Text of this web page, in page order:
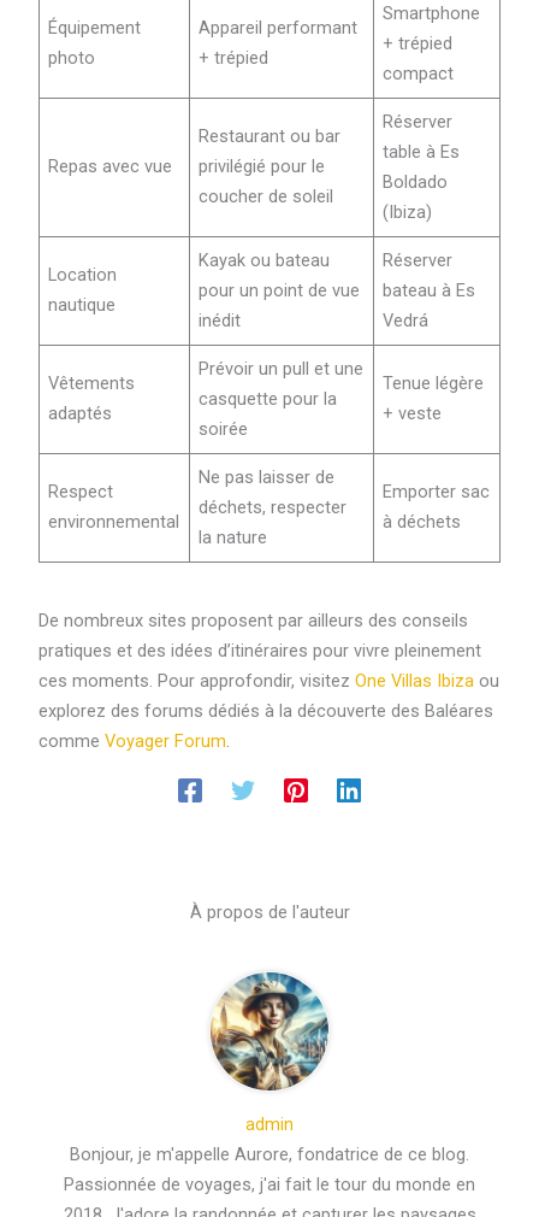
Équipement
photo
Appareil performant
+ trépied
Smartphone
+ trépied
compact
Repas avec vue
Restaurant ou bar
privilégié pour le
coucher de soleil
Réserver
table à Es
Boldado
(Ibiza)
Location
nautique
Kayak ou bateau
pour un point de vue
inédit
Réserver
bateau à Es
Vedrá
Vêtements
adaptés
Prévoir un pull et une
casquette pour la
soirée
Tenue légère
+ veste
Respect
environnemental
Ne pas laisser de
déchets, respecter
la nature
Emporter sac
à déchets
De nombreux sites proposent par ailleurs des conseils
pratiques et des idées d’itinéraires pour vivre pleinement
ces moments. Pour approfondir, visitez One Villas Ibizaou
explorez des forums dédiés à la découverte des Baléares
comme Voyager Forum.
À propos de l'auteur
admin
Bonjour, je m'appelle Aurore, fondatrice de ce blog.
Passionnée de voyages, j'ai fait le tour du monde en